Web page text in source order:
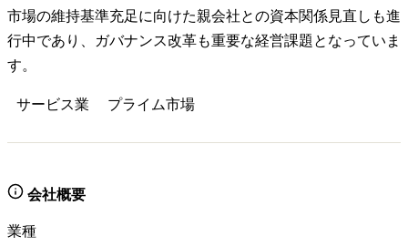
市場の維持基準充足に向けた親会社との資本関係見直しも進
行中であり、ガバナンス改革も重要な経営課題となっていま
す。
サービス業 プライム市場
会社概要
業種